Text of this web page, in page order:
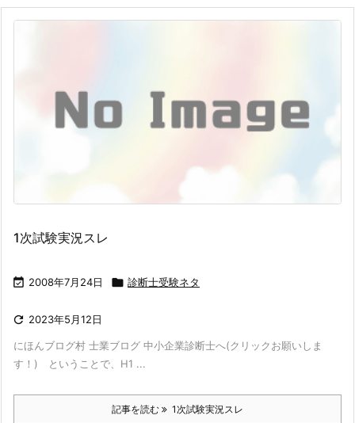
1次試験実況スレ
 2008年7月24日  診断士受験ネタ
 2023年5月12日
にほんブログ村 士業ブログ 中小企業診断士へ(クリックお願いしま
す！) ということで、H1 ...
記事を読む 1次試験実況スレ